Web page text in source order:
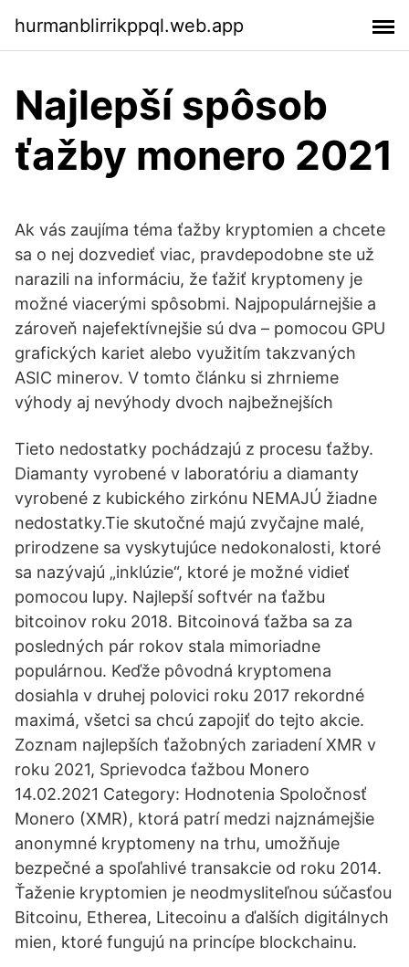
hurmanblirrikppql.web.app
Najlepší spôsob
ťažby monero 2021
Ak vás zaujíma téma ťažby kryptomien a chcete
sa o nej dozvedieť viac, pravdepodobne ste už
narazili na informáciu, že ťažiť kryptomeny je
možné viacerými spôsobmi. Najpopulárnejšie a
zároveň najefektívnejšie sú dva – pomocou GPU
grafických kariet alebo využitím takzvaných
ASIC minerov. V tomto článku si zhrnieme
výhody aj nevýhody dvoch najbežnejších
Tieto nedostatky pochádzajú z procesu ťažby.
Diamanty vyrobené v laboratóriu a diamanty
vyrobené z kubického zirkónu NEMAJÚ žiadne
nedostatky.Tie skutočné majú zvyčajne malé,
prirodzene sa vyskytujúce nedokonalosti, ktoré
sa nazývajú „inklúzie“, ktoré je možné vidieť
pomocou lupy. Najlepší softvér na ťažbu
bitcoinov roku 2018. Bitcoinová ťažba sa za
posledných pár rokov stala mimoriadne
populárnou. Keďže pôvodná kryptomena
dosiahla v druhej polovici roku 2017 rekordné
maximá, všetci sa chcú zapojiť do tejto akcie.
Zoznam najlepších ťažobných zariadení XMR v
roku 2021, Sprievodca ťažbou Monero
14.02.2021 Category: Hodnotenia Spoločnosť
Monero (XMR), ktorá patrí medzi najznámejšie
anonymné kryptomeny na trhu, umožňuje
bezpečné a spoľahlivé transakcie od roku 2014.
Ťaženie kryptomien je neodmysliteľnou súčasťou
Bitcoinu, Etherea, Litecoinu a ďalších digitálnych
mien, ktoré fungujú na princípe blockchainu.